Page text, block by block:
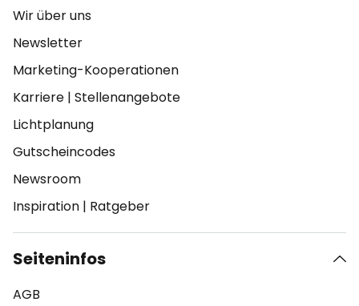
Wir über uns
Newsletter
Marketing-Kooperationen
Karriere | Stellenangebote
Lichtplanung
Gutscheincodes
Newsroom
Inspiration | Ratgeber
Seiteninfos
AGB